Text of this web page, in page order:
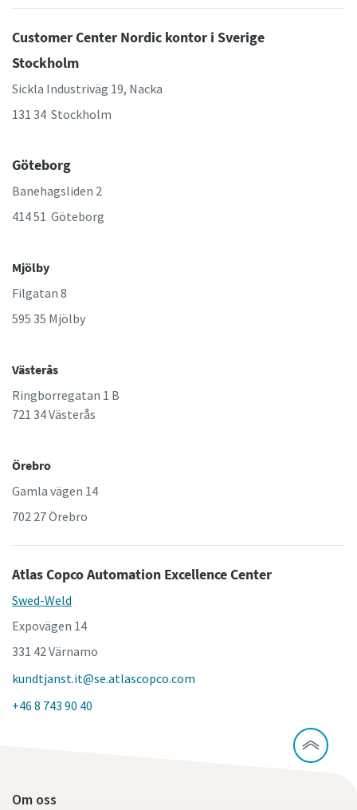
Customer Center Nordic kontor i Sverige
Stockholm
Sickla Industriväg 19, Nacka
131 34 Stockholm
Göteborg
Banehagsliden 2
414 51 Göteborg
Mjölby
Filgatan 8
595 35 Mjölby
Västerås
Ringborregatan 1 B
721 34 Västerås
Örebro
Gamla vägen 14
702 27 Örebro
Atlas Copco Automation Excellence Center
Swed-Weld
Expovägen 14
331 42 Värnamo
kundtjanst.it@se.atlascopco.com
+46 8 743 90 40
Om oss